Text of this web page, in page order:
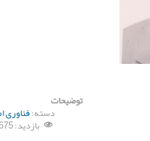
توضیحات
دسته:فناوری
بازدید: 2675